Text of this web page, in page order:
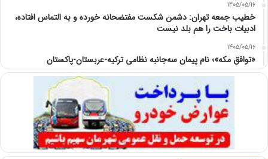
1405/05/16
خطیب جمعه تهران: دشمن شکست مفتضحانه خورده و به التماس افتاده،
ادبیات باخت را هم بلد نیست
1405/05/16
«توافق مکه»؛ نام پیمان سه‌جانبه نظامی ترکیه-عربستان-پاکستان